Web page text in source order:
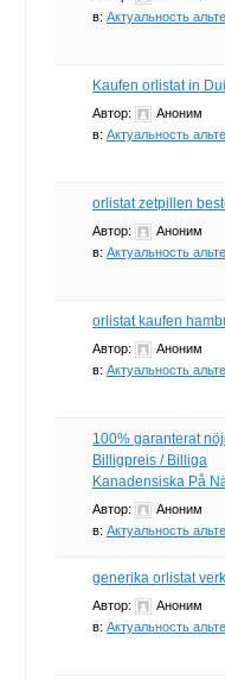
в: Актуальность
Kaufen orlistat in
Автор:
Аноним
в: Актуальность
orlistat zetpillen
Автор:
Аноним
в: Актуальность
orlistat kaufen
Автор:
Аноним
в: Актуальность
100% garanterat
Billigpreis / Billiga
Kanadensiska På
Автор:
Аноним
в: Актуальность
generika orlistat
Автор:
Аноним
в: Актуальность